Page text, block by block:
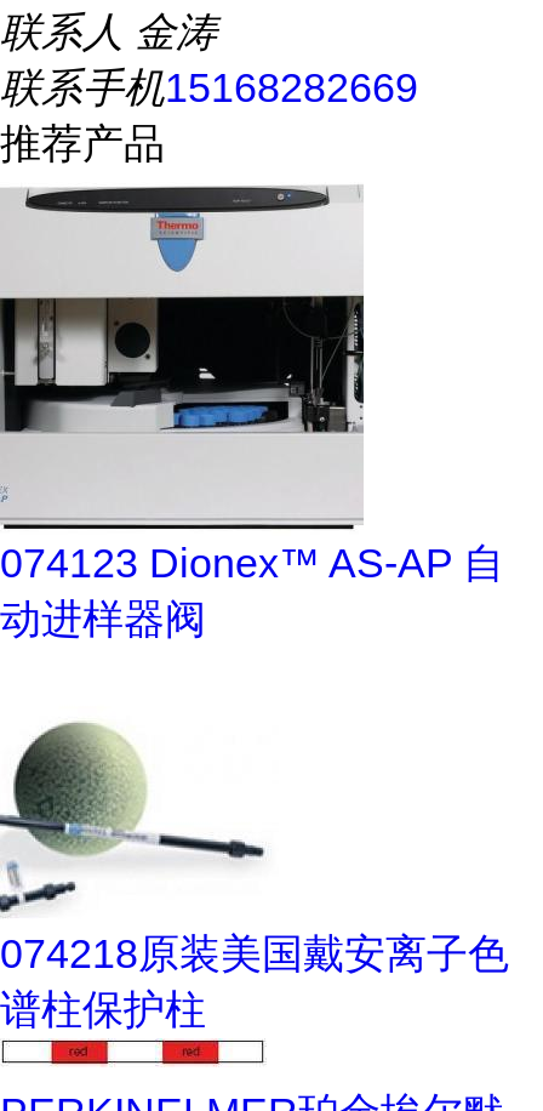
联系人 金涛
联系手机15168282669
推荐产品
074123 Dionex™ AS-AP 自
动进样器阀
074218原装美国戴安离子色
谱柱保护柱